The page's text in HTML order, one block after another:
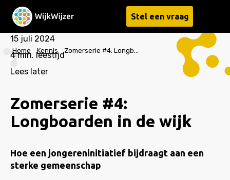
Stel een vraag
Home Kennis Zomerserie #4: Longboarden in de wijk
15 juli 2024
4 min. leestijd
Lees later
Zomerserie #4:
Longboarden in de wijk
Hoe een jongereninitiatief bijdraagt aan een
sterke gemeenschap